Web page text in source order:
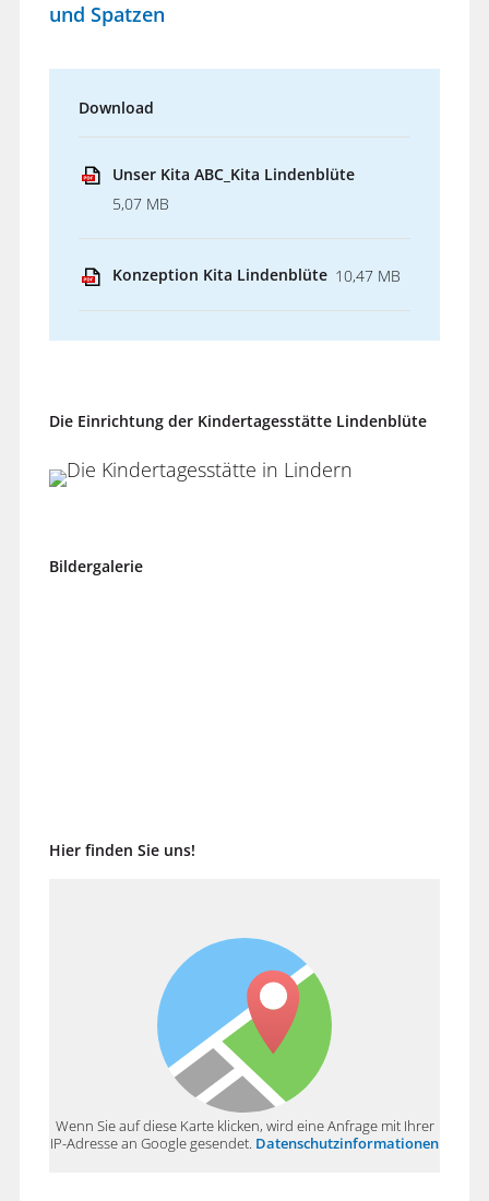
und Spatzen
Download
Unser Kita ABC_Kita Lindenblüte
5,07 MB
Konzeption Kita Lindenblüte 10,47 MB
Die Einrichtung der Kindertagesstätte Lindenblüte
Bildergalerie
Hier finden Sie uns!
Wenn Sie auf diese Karte klicken, wird eine Anfrage mit Ihrer
IP-Adresse an Google gesendet. Datenschutzinformationen